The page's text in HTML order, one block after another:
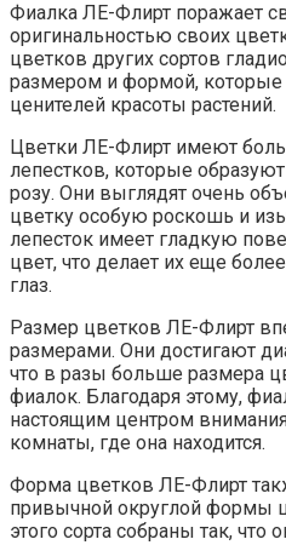
Фиалка ЛЕ-Флирт поражает
оригинальностью своих
цветков других сортов
размером и формой,
ценителей красоты растений.
Цветки ЛЕ-Флирт имеют
лепестков, которые
розу. Они выглядят очень
цветку особую роскошь и
лепесток имеет гладкую
цвет, что делает их еще
глаз.
Размер цветков ЛЕ-Флирт
размерами. Они достигают
что в разы больше размера
фиалок. Благодаря этому,
настоящим центром
комнаты, где она находится.
Форма цветков ЛЕ-Флирт
привычной округлой формы
этого сорта собраны так,